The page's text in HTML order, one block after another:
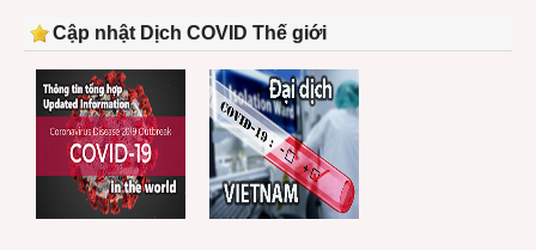
Cập nhật Dịch COVID Thế giới